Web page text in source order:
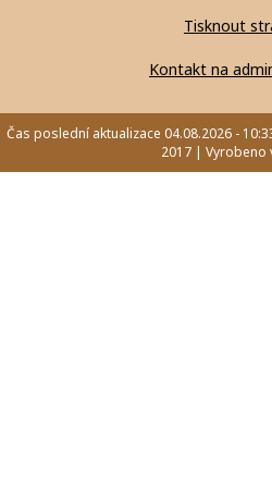
Tisknout
Kontakt na
Čas poslední aktualizace 04.08.2026 -
2017 | Vyrobeno